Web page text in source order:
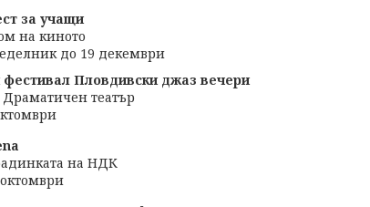
за учащи
на киното
до 19 декември
Пловдивски джаз вечери
театър
на НДК